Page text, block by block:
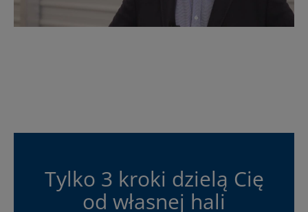
Tylko 3 kroki dzielą Cię
od własnej hali